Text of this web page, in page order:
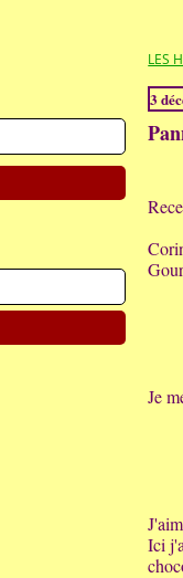
LES
3
Je
Ici